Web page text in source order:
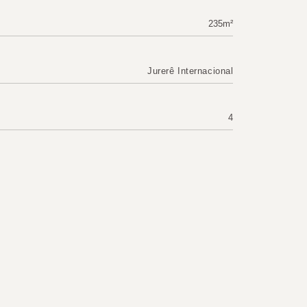
235m²
Jurerê Internacional
4